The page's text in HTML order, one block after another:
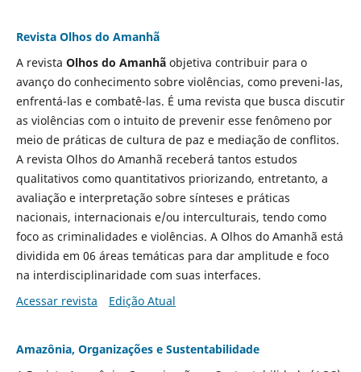
Revista Olhos do Amanhã
A revista Olhos do Amanhãobjetiva contribuir para o
avanço do conhecimento sobre violências, como preveni-las,
enfrentá-las e combatê-las. É uma revista que busca discutir
as violências com o intuito de prevenir esse fenômeno por
meio de práticas de cultura de paz e mediação de conflitos.
A revista Olhos do Amanhã receberá tantos estudos
qualitativos como quantitativos priorizando, entretanto, a
avaliação e interpretação sobre sínteses e práticas
nacionais, internacionais e/ou interculturais, tendo como
foco as criminalidades e violências. A Olhos do Amanhã está
dividida em 06 áreas temáticas para dar amplitude e foco
na interdisciplinaridade com suas interfaces.
Acessar revista
Edição Atual
Amazônia, Organizações e Sustentabilidade